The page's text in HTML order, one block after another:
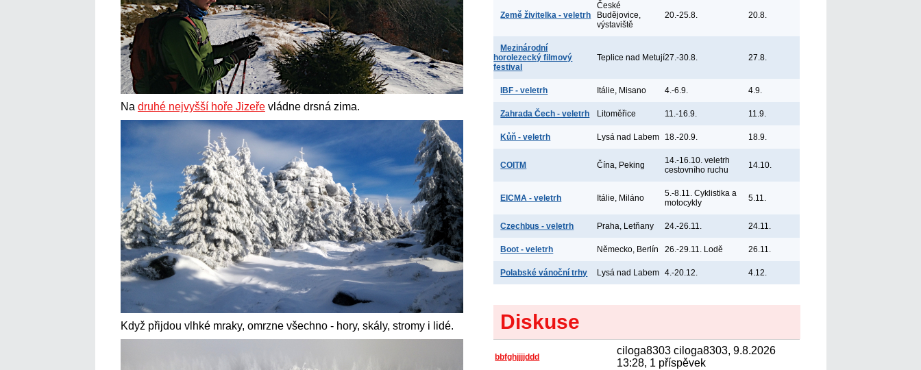
Na druhé nejvyšší hoře Jizeře vládne drsná zima.
Když přijdou vlhké mraky, omrzne všechno - hory, skály, stromy i lidé.
Země živitelka - veletrh
České
Budějovice,
výstaviště
20.-25.8. 20.8.
Mezinárodní
horolezecký filmový
festival
Teplice nad Metují27.-30.8. 27.8.
IBF - veletrh Itálie, Misano 4.-6.9. 4.9.
Zahrada Čech - veletrh Litoměřice 11.-16.9. 11.9.
Kůň - veletrh Lysá nad Labem 18.-20.9. 18.9.
COITM Čína, Peking
14.-16.10. veletrh
cestovního ruchu
14.10.
EICMA - veletrh Itálie, Miláno
5.-8.11. Cyklistika a
motocykly
5.11.
Czechbus - veletrh Praha, Letňany 24.-26.11. 24.11.
Boot - veletrh Německo, Berlín 26.-29.11. Lodě 26.11.
Polabské vánoční trhy Lysá nad Labem 4.-20.12. 4.12.
Diskuse
bbfghjjjjddd
ciloga8303 ciloga8303, 9.8.2026
13:28, 1 příspěvek